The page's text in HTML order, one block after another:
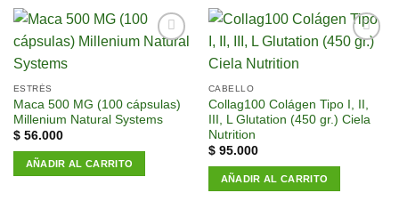
ESTRÉS
Maca 500 MG (100 cápsulas)
Millenium Natural Systems
$56.000
AÑADIR AL CARRITO
CABELLO
Collag100 Colágen Tipo I, II,
III, L Glutation (450 gr.) Ciela
Nutrition
$95.000
AÑADIR AL CARRITO